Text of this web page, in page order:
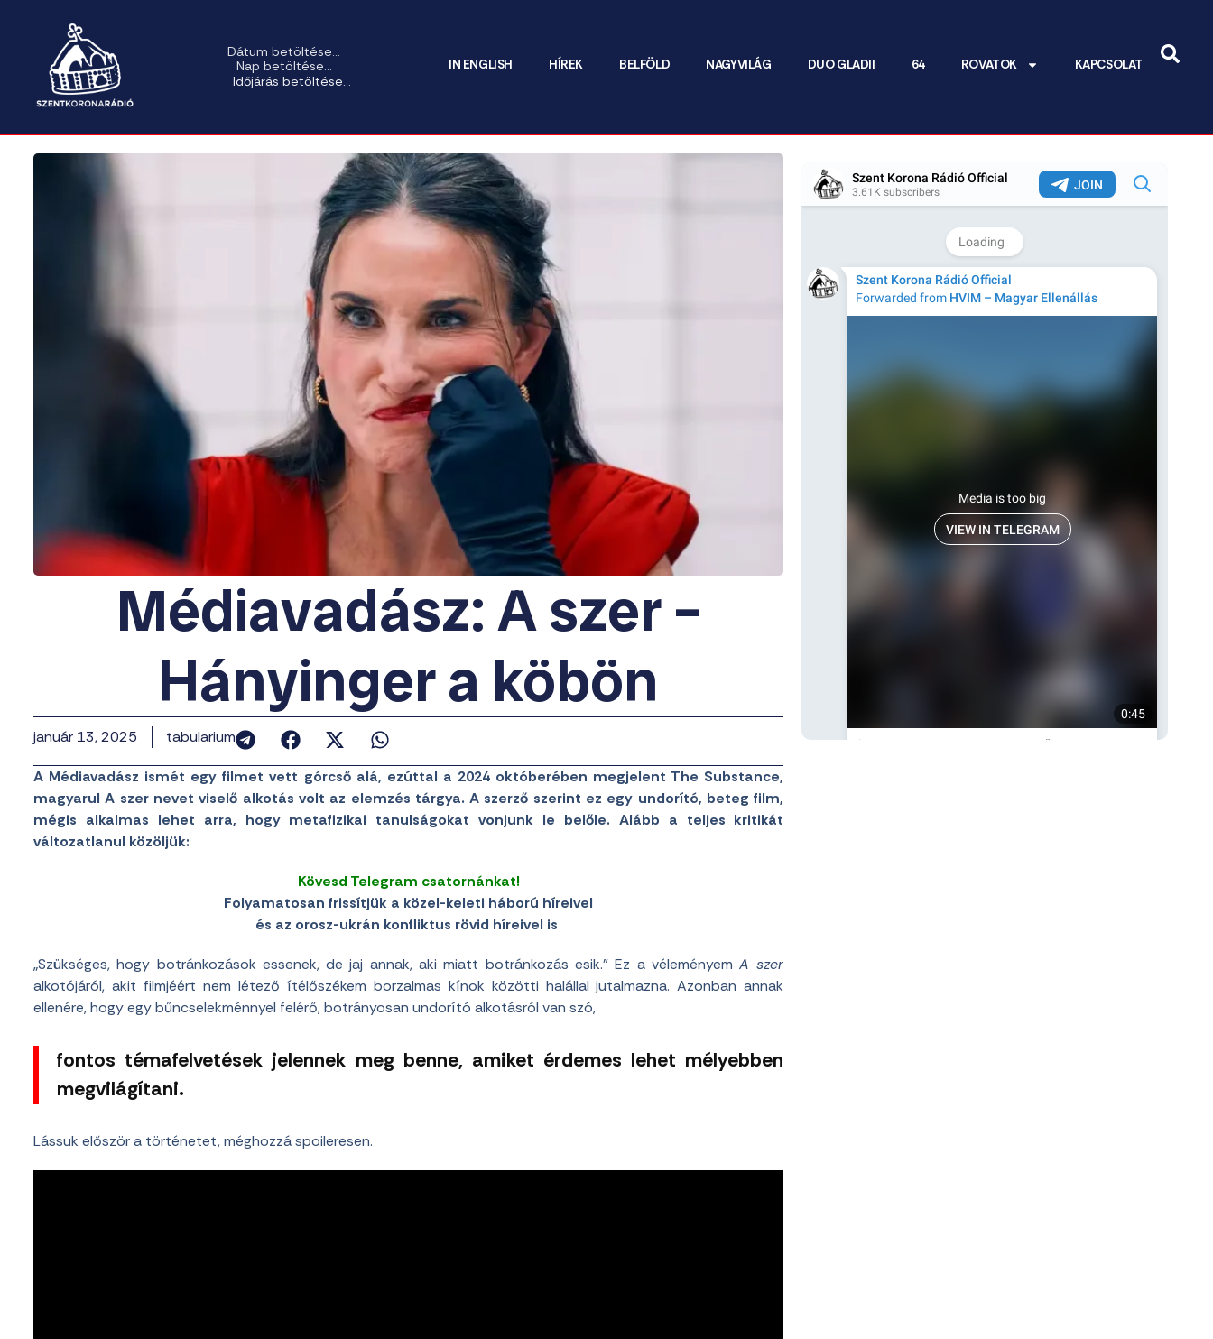
Dátum betöltése...
Nap betöltése...
Időjárás betöltése...
IN ENGLISH HÍREK BELFÖLD NAGYVILÁG DUO GLADII 64 ROVATOK KAPCSOLAT
Médiavadász: A szer –
Hányinger a köbön
január 13, 2025 tabularium
A Médiavadász ismét egy filmet vett górcső alá, ezúttal a 2024 októberében megjelent The Substance,
magyarul A szer nevet viselő alkotás volt az elemzés tárgya. A szerző szerint ez egy undorító, beteg film,
mégis alkalmas lehet arra, hogy metafizikai tanulságokat vonjunk le belőle. Alább a teljes kritikát
változatlanul közöljük:
Kövesd Telegram csatornánkat!
Folyamatosan frissítjük a közel-keleti háború híreivel
és az orosz-ukrán konfliktus rövid híreivel is
„Szükséges, hogy botránkozások essenek, de jaj annak, aki miatt botránkozás esik.” Ez a véleményemA szer
alkotójáról, akit filmjéért nem létező ítélőszékem borzalmas kínok közötti halállal jutalmazna. Azonban annak
ellenére, hogy egy bűncselekménnyel felérő, botrányosan undorító alkotásról van szó,
fontos témafelvetések jelennek meg benne, amiket érdemes lehet mélyebben
megvilágítani.
Lássuk először a történetet, méghozzá spoileresen.